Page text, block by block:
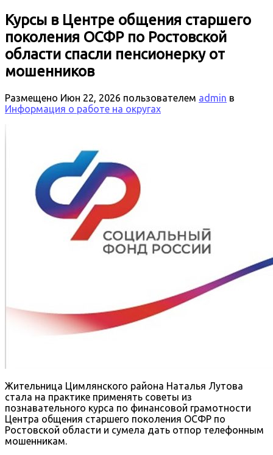
Курсы в Центре общения старшего
поколения ОСФР по Ростовской
области спасли пенсионерку от
мошенников
Размещено Июн 22, 2026 пользователем admin в
Информация о работе на округах
Жительница Цимлянского района Наталья Лутова
стала на практике применять советы из
познавательного курса по финансовой грамотности
Центра общения старшего поколения ОСФР по
Ростовской области и сумела дать отпор телефонным
мошенникам.